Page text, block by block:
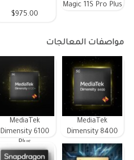
Magic 11S Pro Plus
$975.00
مواصفات المعالجات
MediaTek
Dimensity 8400
MediaTek
Dimensity 6100
Plus